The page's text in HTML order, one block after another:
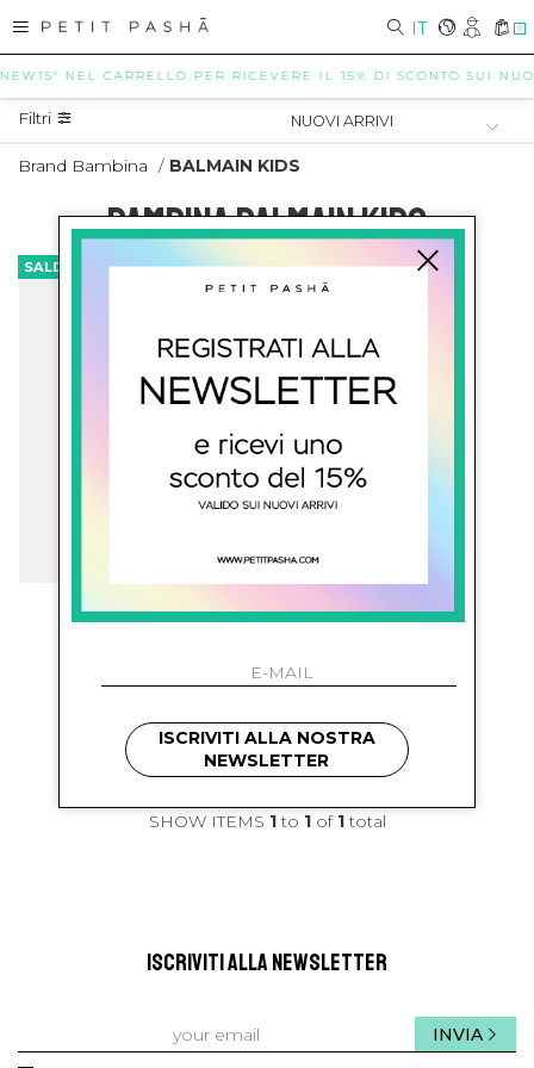
IT 0
NEL CARRELLO PER RICEVERE IL 15% DI SCONTO SUI
Filtri
Brand Bambina / BALMAIN KIDS
BAMBINA BALMAIN KIDS
SALDI
balmain kids
SHOW ITEMS 1to 1of 1total
ISCRIVITI ALLA NEWSLETTER
INVIA
ISCRIVITI ALLA NOSTRA
NEWSLETTER